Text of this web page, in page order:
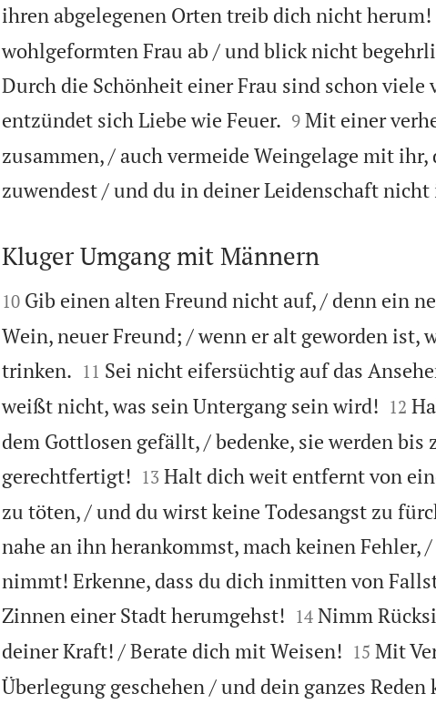
ihren abgelegenen Orten treib dich nicht herum!
wohlgeformten Frau ab / und blick nicht
Durch die Schönheit einer Frau sind schon
entzündet sich Liebe wie Feuer.
9 Mit einer
zusammen, / auch vermeide Weingelage mit
zuwendest / und du in deiner Leidenschaft

Kluger Umgang mit Männern

10 Gib einen alten Freund nicht auf, / denn ein
Wein, neuer Freund; / wenn er alt geworden ist,
trinken.
11 Sei nicht eifersüchtig auf das
weißt nicht, was sein Untergang sein wird!
12
dem Gottlosen gefällt, / bedenke, sie werden bis
gerechtfertigt!
13 Halt dich weit entfernt von
zu töten, / und du wirst keine Todesangst zu
nahe an ihn herankommst, mach keinen Fehler,
nimmt! Erkenne, dass du dich inmitten von
Zinnen einer Stadt herumgehst!
14 Nimm
deiner Kraft! / Berate dich mit Weisen!
15 Mit
Überlegung geschehen / und dein ganzes Reden